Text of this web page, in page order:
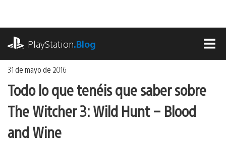
contenido
PlayStation.Blog
31 de mayo de 2016
Todo lo que tenéis que saber sobre
The Witcher 3: Wild Hunt – Blood
and Wine